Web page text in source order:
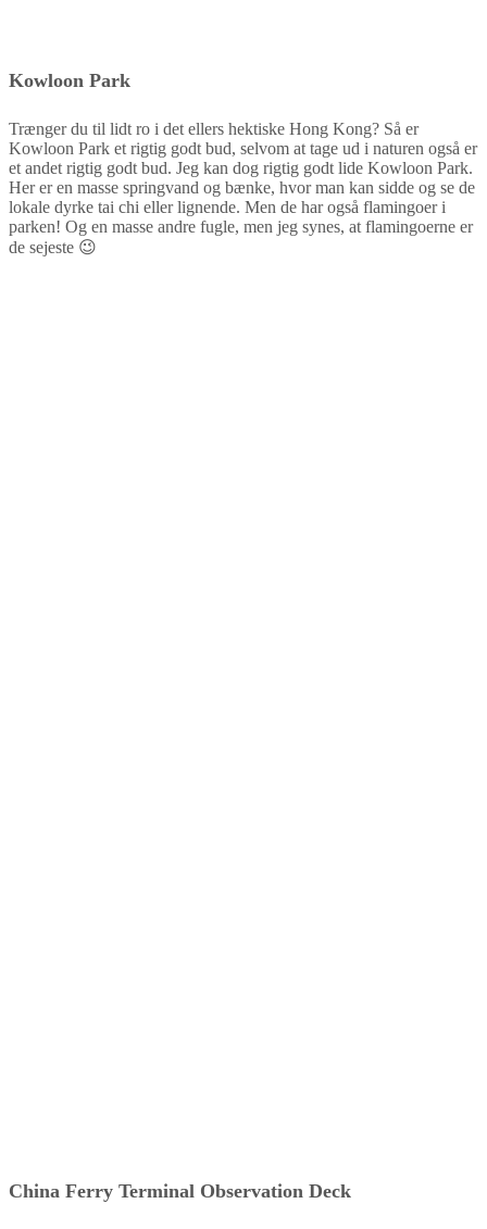
Kowloon Park
Trænger du til lidt ro i det ellers hektiske Hong Kong? Så er
Kowloon Park et rigtig godt bud, selvom at tage ud i naturen også er
et andet rigtig godt bud. Jeg kan dog rigtig godt lide Kowloon Park.
Her er en masse springvand og bænke, hvor man kan sidde og se de
lokale dyrke tai chi eller lignende. Men de har også flamingoer i
parken! Og en masse andre fugle, men jeg synes, at flamingoerne er
de sejeste 😉
China Ferry Terminal Observation Deck